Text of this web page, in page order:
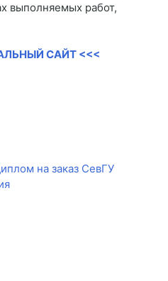
выполняемых работ,
САЙТ <<<
на заказ СевГУ